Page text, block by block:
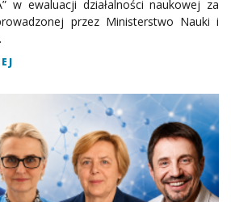
w ewaluacji działalności naukowej za
przez Ministerstwo Nauki i